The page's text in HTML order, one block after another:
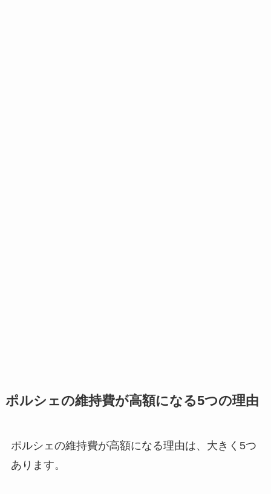
ポルシェの維持費が高額になる5つの理由
ポルシェの維持費が高額になる理由は、大きく5つ
あります。